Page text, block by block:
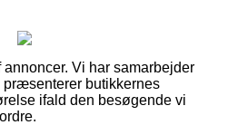
Vi har samarbejder
præsenterer butikkernes
ifald den besøgende vi